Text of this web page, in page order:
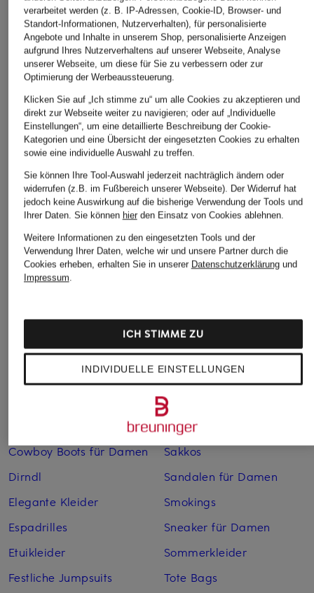
LISA YANG
Strickrock TORIE aus
Cashmere
CHF 289
Ursprünglich:CHF 440
LANIUS
Leinenrock
CHF 119
Ursprünglich:CHF 169
OPUS
Rock RIDANA
Weitere Kategorien
Abendkleider
Bademäntel für Herren
Bikinis für Damen
Boleros für Damen
Cowboy Boots für Damen
Dirndl
Elegante Kleider
Espadrilles
Etuikleider
Festliche Jumpsuits
Kleider
Lederjacken für Herren
Leinenhosen für Herren
Leinenkleider
Maxikleider
Regenmäntel für Damen
Sakkos
Sandalen für Damen
Smokings
Sneaker für Damen
Sommerkleider
Tote Bags
verarbeitet werden (z. B. IP-Adressen, Cookie-ID, Browser- und
Standort-Informationen, Nutzerverhalten), für personalisierte
Angebote und Inhalte in unserem Shop, personalisierte Anzeigen
aufgrund Ihres Nutzerverhaltens auf unserer Webseite, Analyse
unserer Webseite, um diese für Sie zu verbessern oder zur
Optimierung der Werbeaussteuerung.
Klicken Sie auf „Ich stimme zu“ um alle Cookies zu akzeptieren und
direkt zur Webseite weiter zu navigieren; oder auf „Individuelle
Einstellungen“, um eine detaillierte Beschreibung der Cookie-
Kategorien und eine Übersicht der eingesetzten Cookies zu erhalten
sowie eine individuelle Auswahl zu treffen.
Sie können Ihre Tool-Auswahl jederzeit nachträglich ändern oder
widerrufen (z.B. im Fußbereich unserer Webseite). Der Widerruf hat
jedoch keine Auswirkung auf die bisherige Verwendung der Tools und
Ihrer Daten. Sie können hierden Einsatz von Cookies ablehnen.
Weitere Informationen zu den eingesetzten Tools und der
Verwendung Ihrer Daten, welche wir und unsere Partner durch die
Cookies erheben, erhalten Sie in unserer Datenschutzerklärungund
Impressum.
INDIVIDUELLE EINSTELLUNGEN
ICH STIMME ZU